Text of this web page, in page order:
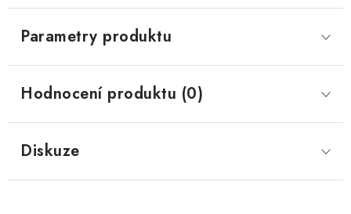
Parametry produktu
Hodnocení produktu (0)
Diskuze